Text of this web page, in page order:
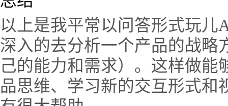
以上是我平常以问答形式玩儿
深入的去分析一个产品的战
己的能力和需求）。这样做能
品思维、学习新的交互形式和